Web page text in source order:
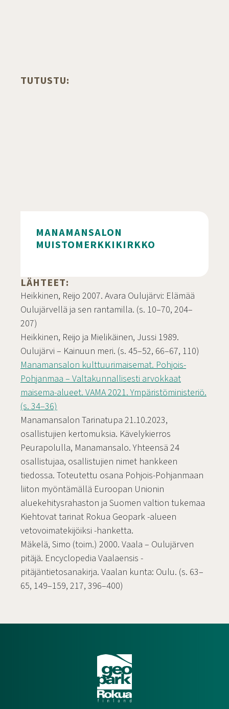
TUTUSTU:
MANAMANSALON
MUISTOMERKKIKIRKKO
Manamansalon muistomerkkikirkko
LÄHTEET:
Heikkinen, Reijo 2007. Avara Oulujärvi: Elämää
Oulujärvellä ja sen rantamilla. (s. 10–70, 204–
207)
Heikkinen, Reijo ja Mielikäinen, Jussi 1989.
Oulujärvi – Kainuun meri. (s. 45–52, 66–67, 110)
Manamansalon kulttuurimaisemat. Pohjois-
Pohjanmaa – Valtakunnallisesti arvokkaat
maisema-alueet. VAMA 2021. Ympäristöministeriö.
(s. 34–36)
Manamansalon Tarinatupa 21.10.2023,
osallistujien kertomuksia. Kävelykierros
Peurapolulla, Manamansalo. Yhteensä 24
osallistujaa, osallistujien nimet hankkeen
tiedossa. Toteutettu osana Pohjois-Pohjanmaan
liiton myöntämällä Euroopan Unionin
aluekehitysrahaston ja Suomen valtion tukemaa
Kiehtovat tarinat Rokua Geopark -alueen
vetovoimatekijöiksi -hanketta.
Mäkelä, Simo (toim.) 2000. Vaala – Oulujärven
pitäjä. Encyclopedia Vaalaensis -
pitäjäntietosanakirja. Vaalan kunta: Oulu. (s. 63–
65, 149–159, 217, 396–400)